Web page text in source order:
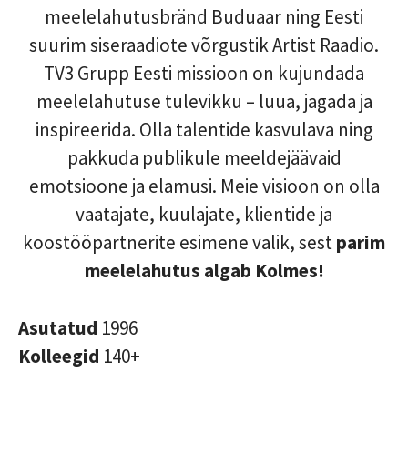
meelelahutusbränd Buduaar ning Eesti
suurim siseraadiote võrgustik Artist Raadio.
TV3 Grupp Eesti missioon on kujundada
meelelahutuse tulevikku – luua, jagada ja
inspireerida. Olla talentide kasvulava ning
pakkuda publikule meeldejäävaid
emotsioone ja elamusi. Meie visioon on olla
vaatajate, kuulajate, klientide ja
koostööpartnerite esimene valik, sestparim
meelelahutus algab Kolmes!
Asutatud 1996
Kolleegid 140+